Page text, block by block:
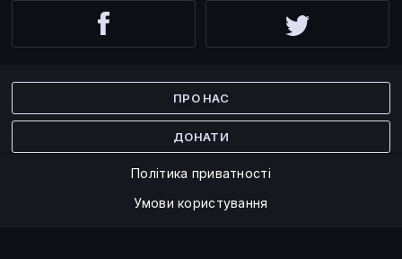
ПРО НАС
ДОНАТИ
Політика приватності
Умови користування